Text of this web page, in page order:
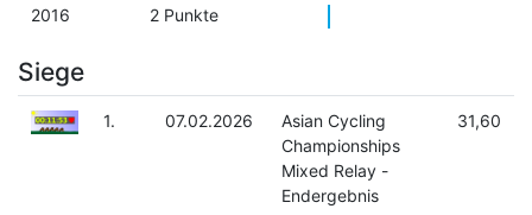
2016 2 Punkte
Siege
1. 07.02.2026
Asian Cycling
Championships
Mixed Relay -
Endergebnis
31,60